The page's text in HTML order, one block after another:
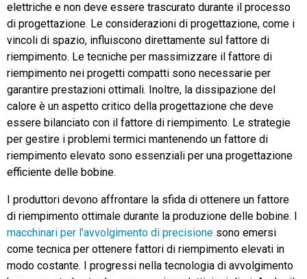
elettriche e non deve essere trascurato durante il processo
di progettazione. Le considerazioni di progettazione, come i
vincoli di spazio, influiscono direttamente sul fattore di
riempimento. Le tecniche per massimizzare il fattore di
riempimento nei progetti compatti sono necessarie per
garantire prestazioni ottimali. Inoltre, la dissipazione del
calore è un aspetto critico della progettazione che deve
essere bilanciato con il fattore di riempimento. Le strategie
per gestire i problemi termici mantenendo un fattore di
riempimento elevato sono essenziali per una progettazione
efficiente delle bobine.
I produttori devono affrontare la sfida di ottenere un fattore
di riempimento ottimale durante la produzione delle bobine. I
macchinari per l'avvolgimento di precisione sono emersi
come tecnica per ottenere fattori di riempimento elevati in
modo costante. I progressi nella tecnologia di avvolgimento